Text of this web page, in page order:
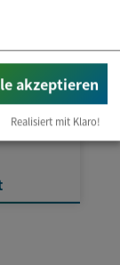
akzeptieren
Realisiert mit Klaro!